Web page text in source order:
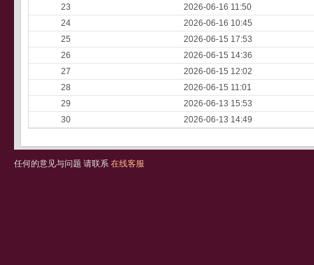
23
2026-06-16 11:50
24
2026-06-16 10:45
25
2026-06-15 17:53
26
2026-06-15 14:36
27
2026-06-15 12:02
28
2026-06-15 11:01
29
2026-06-13 15:53
30
2026-06-13 14:49
任何的意见与问题 请联系 在线客服